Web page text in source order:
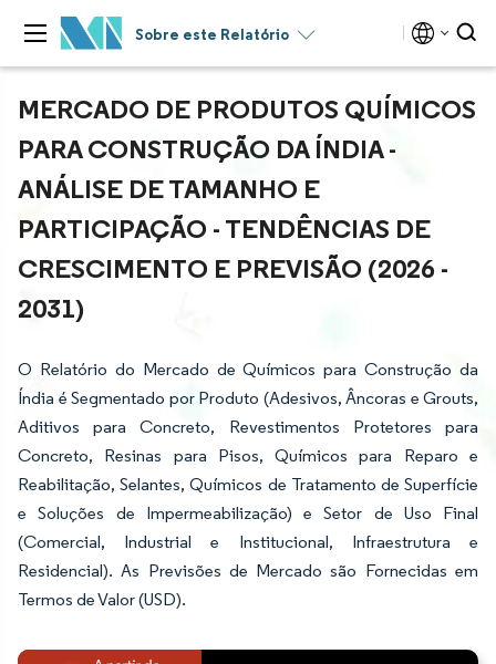
Sobre este Relatório
MERCADO DE PRODUTOS QUÍMICOS
PARA CONSTRUÇÃO DA ÍNDIA -
ANÁLISE DE TAMANHO E
PARTICIPAÇÃO - TENDÊNCIAS DE
CRESCIMENTO E PREVISÃO (2026 -
2031)
O Relatório do Mercado de Químicos para Construção da
Índia é Segmentado por Produto (Adesivos, Âncoras e Grouts,
Aditivos para Concreto, Revestimentos Protetores para
Concreto, Resinas para Pisos, Químicos para Reparo e
Reabilitação, Selantes, Químicos de Tratamento de Superfície
e Soluções de Impermeabilização) e Setor de Uso Final
(Comercial, Industrial e Institucional, Infraestrutura e
Residencial). As Previsões de Mercado são Fornecidas em
Termos de Valor (USD).